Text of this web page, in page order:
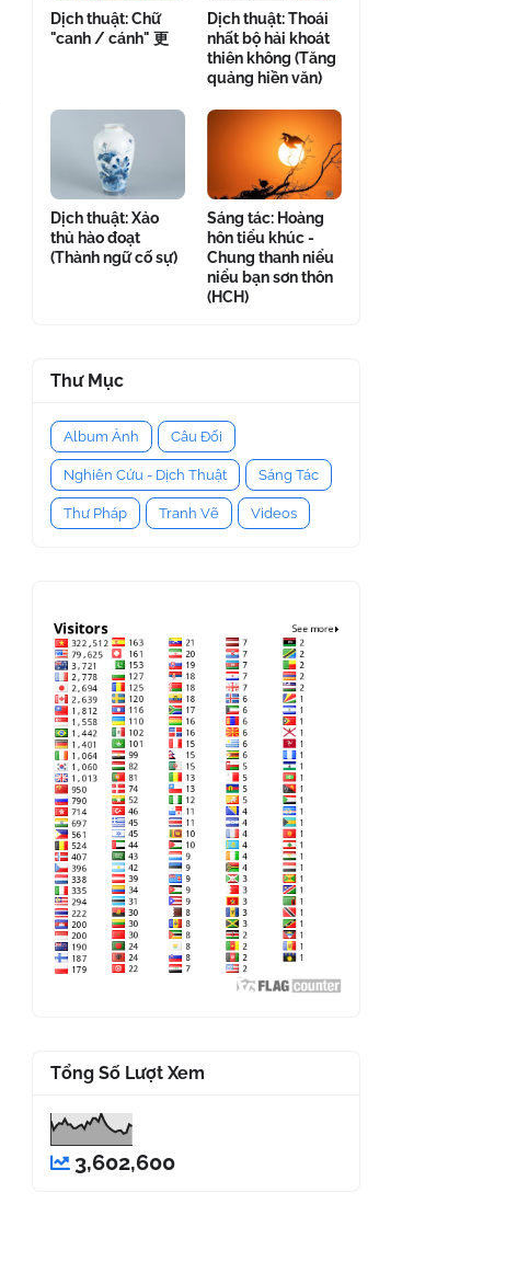
Dịch thuật: Chữ
"canh / cánh" 更
Dịch thuật: Thoái
nhất bộ hải khoát
thiên không (Tăng
quảng hiền văn)
Dịch thuật: Xảo
thủ hào đoạt
(Thành ngữ cố sự)
Sáng tác: Hoàng
hôn tiểu khúc -
Chung thanh niểu
niểu bạn sơn thôn
(HCH)
Thư Mục
Album Ảnh Câu Đối
Nghiên Cứu - Dịch Thuật Sáng Tác
Thư Pháp Tranh Vẽ Videos
Tổng Số Lượt Xem
3,602,600